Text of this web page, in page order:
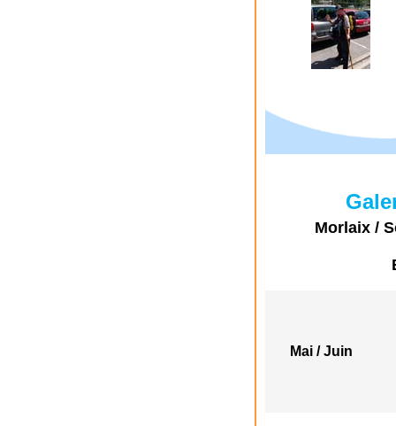
Morlaix /
Mai / Juin